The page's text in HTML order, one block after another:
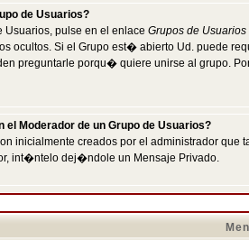
de Usuarios?
Usuarios, pulse en el enlace Grupos de Usuarios
ocultos. Si el Grupo est� abierto Ud. puede
preguntarle porqu� quiere unirse al grupo.
Moderador de un Grupo de Usuarios?
inicialmente creados por el administrador
int�ntelo dej�ndole un Mensaje Privado.